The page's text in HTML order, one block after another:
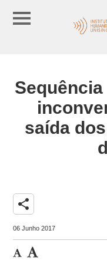
saída
share
06 Junho 2017